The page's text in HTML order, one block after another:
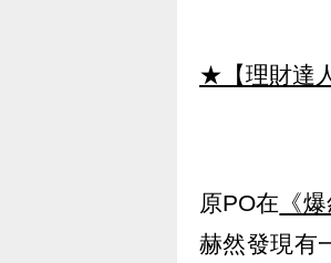
★【理財達
原PO在 《
赫然發現有